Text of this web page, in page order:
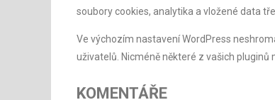
soubory cookies, analytika a vložené data
Ve výchozím nastavení WordPress
uživatelů. Nicméně některé z vašich
KOMENTÁŘE